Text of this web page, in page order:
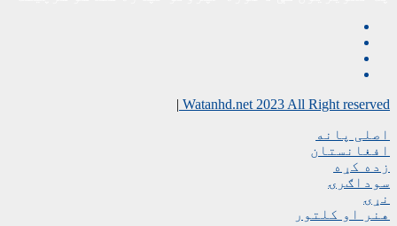
Watanhd.net 2023 All Right reserved
|
اصلی پانه
افغانستان
زده کړه
سوداګرۍ
نړۍ
هنر او کلتور